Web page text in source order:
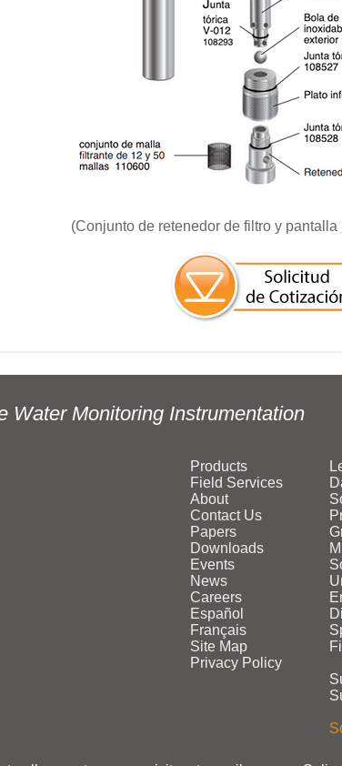
(Conjunto de retenedor de filtro y
Water Monitoring Instrumentation
Products
Field Services
About
Contact Us
Papers
Downloads
Events
News
Careers
Español
Français
Site Map
Privacy Policy